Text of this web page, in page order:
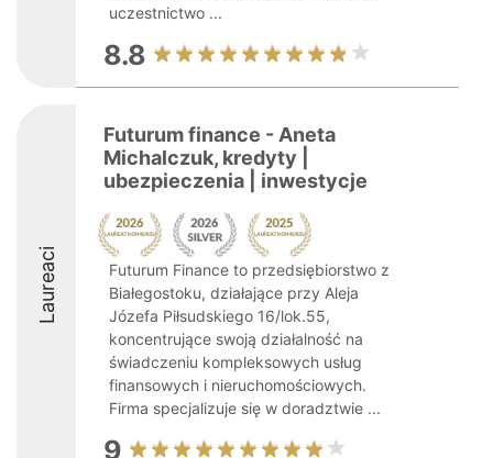
uczestnictwo ...
8.8
Laureaci
Futurum finance - Aneta
Michalczuk, kredyty |
ubezpieczenia | inwestycje
Futurum Finance to przedsiębiorstwo z
Białegostoku, działające przy Aleja
Józefa Piłsudskiego 16/lok.55,
koncentrujące swoją działalność na
świadczeniu kompleksowych usług
finansowych i nieruchomościowych.
Firma specjalizuje się w doradztwie ...
9